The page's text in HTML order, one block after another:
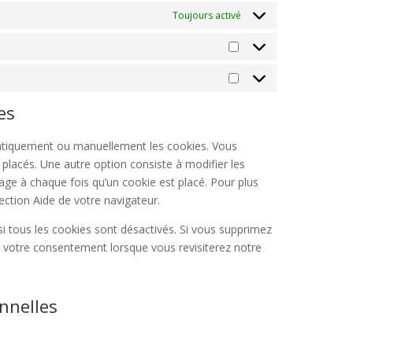
Toujours activé
Statistiques
Marketing
ou manuellement les cookies. Vous
Une autre option consiste à modifier les
à chaque fois qu’un cookie est placé. Pour plus
Aide de votre navigateur.
les cookies sont désactivés. Si vous supprimez
consentement lorsque vous revisiterez notre